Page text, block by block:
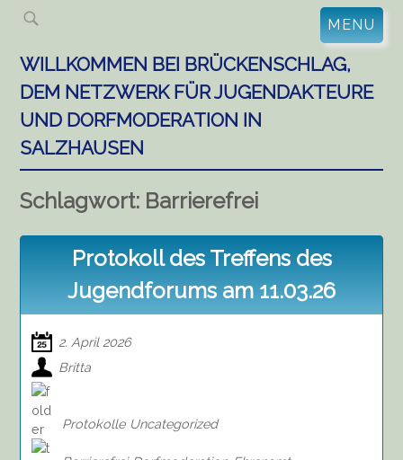
Skip
content
MENU
WILLKOMMEN BEI BRÜCKENSCHLAG,
DEM NETZWERK FÜR JUGENDAKTEURE
UND DORFMODERATION IN
SALZHAUSEN
Schlagwort: Barrierefrei
Protokoll des Treffens des
Jugendforums am 11.03.26
2. April 2026
Britta
Protokolle Uncategorized